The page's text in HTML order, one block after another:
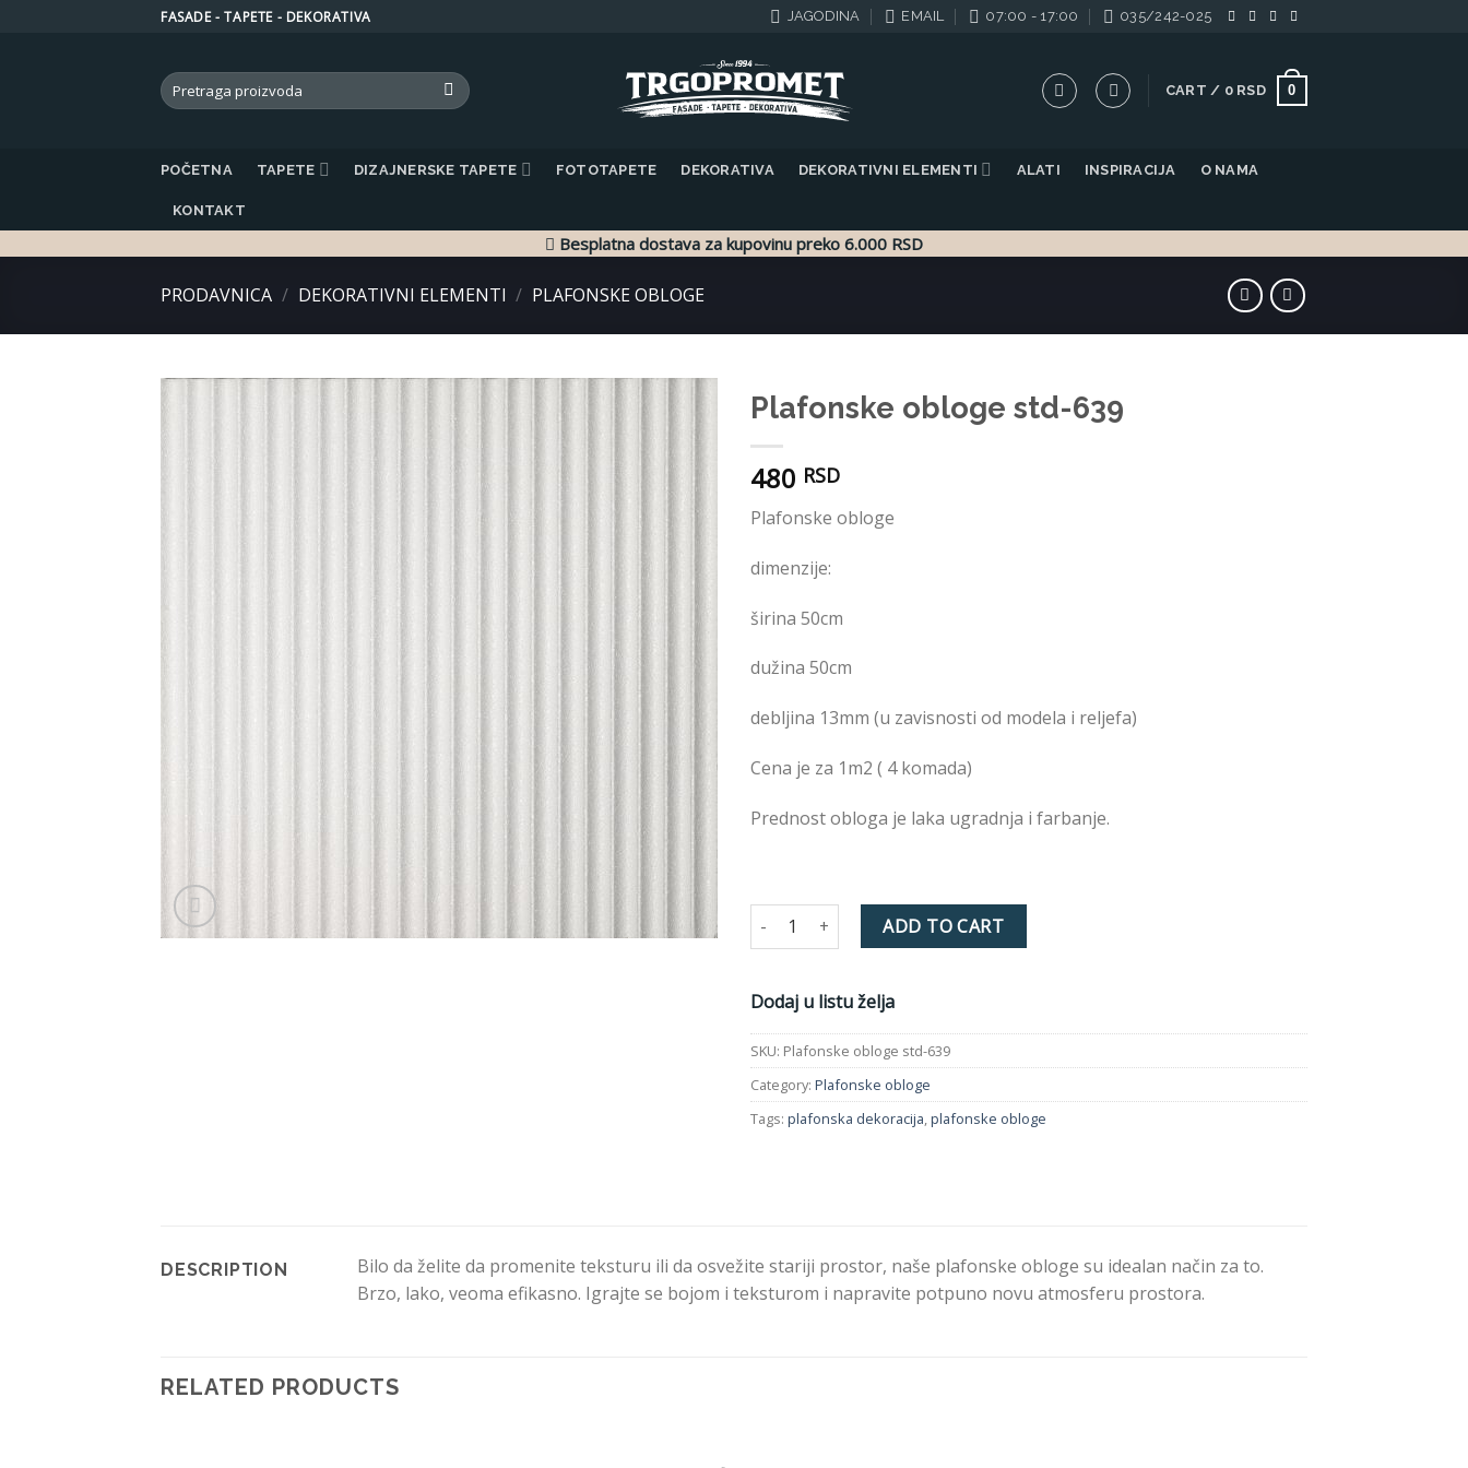
FASADE - TAPETE - DEKORATIVA JAGODINA EMAIL 07:00 - 17:00 035/242-025
Search
for:
CART / 0 RSD 0
POČETNA TAPETE DIZAJNERSKE TAPETE FOTOTAPETE DEKORATIVA DEKORATIVNI ELEMENTI ALATI INSPIRACIJA O NAMA
KONTAKT
Besplatna dostava za kupovinu preko 6.000 RSD
PRODAVNICA / DEKORATIVNI ELEMENTI / PLAFONSKE OBLOGE
želja
Plafonske obloge std-639
480 RSD
Plafonske obloge
dimenzije:
širina 50cm
dužina 50cm
debljina 13mm (u zavisnosti od modela i reljefa)
Cena je za 1m2 ( 4 komada)
Prednost obloga je laka ugradnja i farbanje.
Plafonske obloge std-639 quantity
ADD TO CART
Dodaj u listu želja
SKU: Plafonske obloge std-639
Category: Plafonske obloge
Tags: plafonska dekoracija,plafonske obloge
DESCRIPTION
Bilo da želite da promenite teksturu ili da osvežite stariji prostor, naše plafonske obloge su idealan način za to.
Brzo, lako, veoma efikasno. Igrajte se bojom i teksturom i napravite potpuno novu atmosferu prostora.
RELATED PRODUCTS